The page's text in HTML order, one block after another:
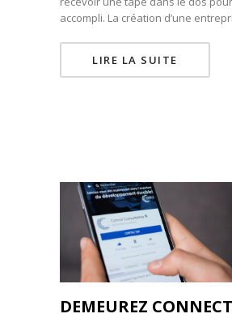
accompli. La création d’une
LIRE LA SUITE
DEMEUREZ